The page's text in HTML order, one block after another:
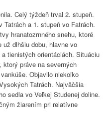
Celý týždeň trval 2. stupeň.
Tatrách a 1. stupeň vo Fatrách.
hranatozrnného snehu, ktoré
dlhšiu dobu, hlavne vo
tienistých orientáciách. Situáciu
práve na severných
Objavilo niekoľko
Tatrách. Najväčšia
sedla vo Veľkej Studenej doline.
žiarením pri relatívne